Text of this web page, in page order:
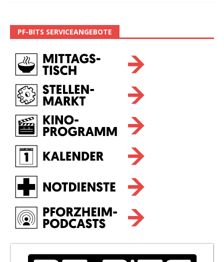
PF-BITS SERVICEANGEBOTE